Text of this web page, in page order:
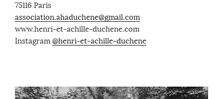
75116 Paris
association.ahaduchene@gmail.com
www.henri-et-achille-duchene.com
Instagram @henri-et-achille-duchene